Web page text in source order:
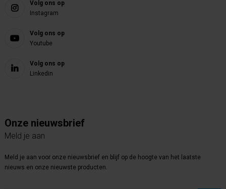
Volg ons op
Instagram
Volg ons op
Youtube
Volg ons op
Linkedin
Onze nieuwsbrief
Meld je aan
Meld je aan voor onze nieuwsbrief en blijf op de hoogte van het laatste
nieuws en onze nieuwste producten.